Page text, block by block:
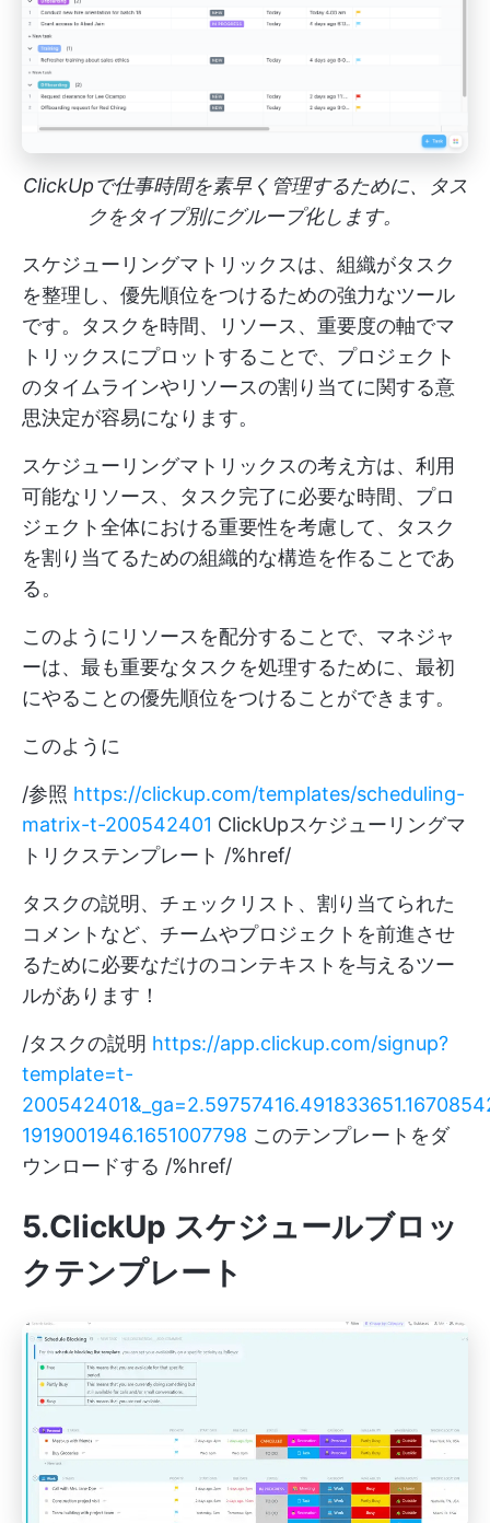
ClickUpで仕事時間を素早く管理するために、タス
クをタイプ別にグループ化します。
スケジューリングマトリックスは、組織がタスク
を整理し、優先順位をつけるための強力なツール
です。タスクを時間、リソース、重要度の軸でマ
トリックスにプロットすることで、プロジェクト
のタイムラインやリソースの割り当てに関する意
思決定が容易になります。
スケジューリングマトリックスの考え方は、利用
可能なリソース、タスク完了に必要な時間、プロ
ジェクト全体における重要性を考慮して、タスク
を割り当てるための組織的な構造を作ることであ
る。
このようにリソースを配分することで、マネジャ
ーは、最も重要なタスクを処理するために、最初
にやることの優先順位をつけることができます。
このように
/参照 https://clickup.com/templates/scheduling-
matrix-t-200542401 ClickUpスケジューリングマ
トリクステンプレート /%href/
タスクの説明、チェックリスト、割り当てられた
コメントなど、チームやプロジェクトを前進させ
るために必要なだけのコンテキストを与えるツー
ルがあります！
/タスクの説明 https://app.clickup.com/signup?
template=t-
1919001946.1651007798 このテンプレートをダ
ウンロードする /%href/
5.ClickUp スケジュールブロッ
クテンプレート